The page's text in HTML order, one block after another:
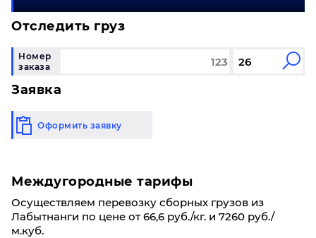
Отследить груз
Номер
заказа
Заявка
Оформить заявку
Междугородные тарифы
Осуществляем перевозку сборных грузов из
Лабытнанги по цене от 66,6 руб./кг. и 7260 руб./
м.куб.